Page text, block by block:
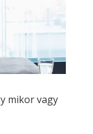
mikor vagy